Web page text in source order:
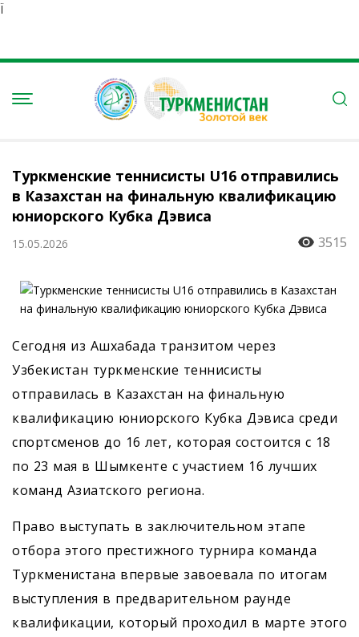
Ï
Туркменские теннисисты U16 отправились
в Казахстан на финальную квалификацию
юниорского Кубка Дэвиса
15.05.2026 3515
Сегодня из Ашхабада транзитом через
Узбекистан туркменские теннисисты
отправилась в Казахстан на финальную
квалификацию юниорского Кубка Дэвиса среди
спортсменов до 16 лет, которая состоится с 18
по 23 мая в Шымкенте с участием 16 лучших
команд Азиатского региона.
Право выступать в заключительном этапе
отбора этого престижного турнира команда
Туркменистана впервые завоевала по итогам
выступления в предварительном раунде
квалификации, который проходил в марте этого